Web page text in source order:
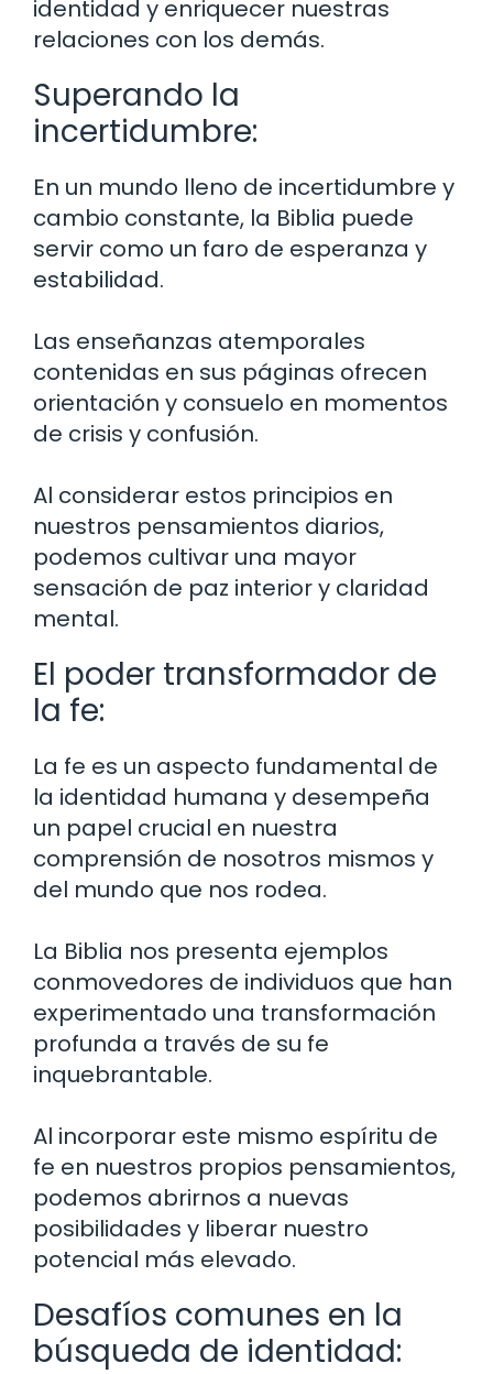
identidad y enriquecer nuestras
relaciones con los demás.
Superando la
incertidumbre:
En un mundo lleno de incertidumbre y
cambio constante, la Biblia puede
servir como un faro de esperanza y
estabilidad.
Las enseñanzas atemporales
contenidas en sus páginas ofrecen
orientación y consuelo en momentos
de crisis y confusión.
Al considerar estos principios en
nuestros pensamientos diarios,
podemos cultivar una mayor
sensación de paz interior y claridad
mental.
El poder transformador de
la fe:
La fe es un aspecto fundamental de
la identidad humana y desempeña
un papel crucial en nuestra
comprensión de nosotros mismos y
del mundo que nos rodea.
La Biblia nos presenta ejemplos
conmovedores de individuos que han
experimentado una transformación
profunda a través de su fe
inquebrantable.
Al incorporar este mismo espíritu de
fe en nuestros propios pensamientos,
podemos abrirnos a nuevas
posibilidades y liberar nuestro
potencial más elevado.
Desafíos comunes en la
búsqueda de identidad: